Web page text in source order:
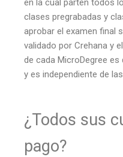
en la cual parten todos
clases pregrabadas y
aprobar el examen final
validado por Crehana y
de cada MicroDegree es
y es independiente de
¿Todos sus
pago?